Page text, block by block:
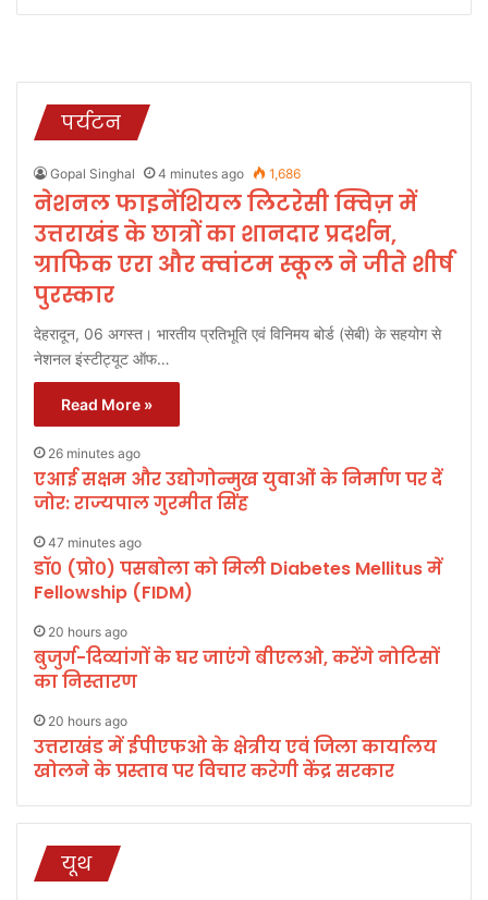
पर्यटन
Gopal Singhal 4 minutes ago 1,686
नेशनल फाइनेंशियल लिटरेसी क्विज़ में
उत्तराखंड के छात्रों का शानदार प्रदर्शन,
ग्राफिक एरा और क्वांटम स्कूल ने जीते शीर्ष
पुरस्कार
देहरादून, 06 अगस्त। भारतीय प्रतिभूति एवं विनिमय बोर्ड (सेबी) के सहयोग से
नेशनल इंस्टीट्यूट ऑफ…
Read More »
26 minutes ago
एआई सक्षम और उद्योगोन्मुख युवाओं के निर्माण पर दें
जोर: राज्यपाल गुरमीत सिंह
47 minutes ago
डॉ० (प्रो०) पसबोला को मिली Diabetes Mellitus में
Fellowship (FIDM)
20 hours ago
बुजुर्ग-दिव्यांगों के घर जाएंगे बीएलओ, करेंगे नोटिसों
का निस्तारण
20 hours ago
उत्तराखंड में ईपीएफओ के क्षेत्रीय एवं जिला कार्यालय
खोलने के प्रस्ताव पर विचार करेगी केंद्र सरकार
यूथ